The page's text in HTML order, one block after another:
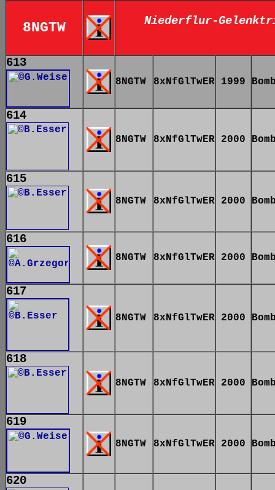
8NGTW Niederflur-
613
8NGTW 8xNfGlTwER 1999
614
8NGTW 8xNfGlTwER 2000
615
8NGTW 8xNfGlTwER 2000
616
8NGTW 8xNfGlTwER 2000
617
8NGTW 8xNfGlTwER 2000
618
8NGTW 8xNfGlTwER 2000
619
8NGTW 8xNfGlTwER 2000
620